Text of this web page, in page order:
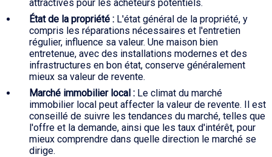
attractives pour les acheteurs potentiels.
État de la propriété : L'état général de la propriété, y
compris les réparations nécessaires et l'entretien
régulier, influence sa valeur. Une maison bien
entretenue, avec des installations modernes et des
infrastructures en bon état, conserve généralement
mieux sa valeur de revente.
Marché immobilier local : Le climat du marché
immobilier local peut affecter la valeur de revente. Il est
conseillé de suivre les tendances du marché, telles que
l'offre et la demande, ainsi que les taux d'intérêt, pour
mieux comprendre dans quelle direction le marché se
dirige.